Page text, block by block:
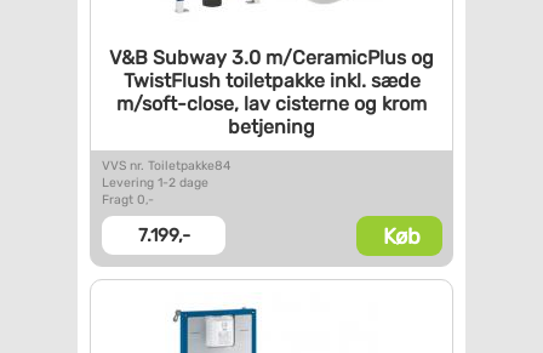
V&B Subway 3.0 m/CeramicPlus og
TwistFlush toiletpakkeinkl. sæde
m/soft-close, lav cisterne og krom
betjening
VVS nr. Toiletpakke84
Levering 1-2 dage
Fragt 0,-
7.199,- Køb